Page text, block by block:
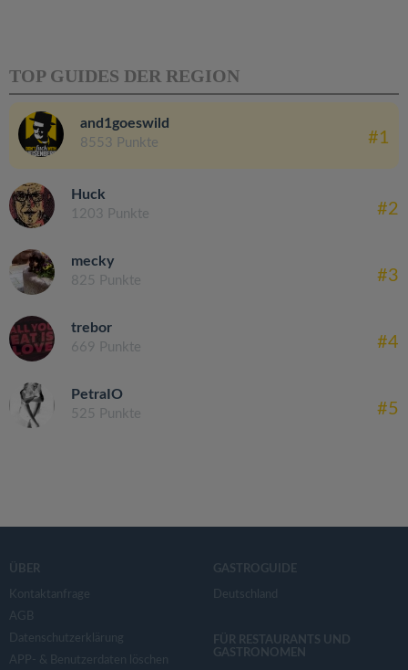
TOP GUIDES DER REGION
and1goeswild
8553 Punkte #1
Huck
1203 Punkte #2
mecky
825 Punkte #3
trebor
669 Punkte #4
PetraIO
525 Punkte #5
ÜBER
Kontaktanfrage
AGB
Datenschutzerklärung
APP- & Benutzerdaten löschen
GASTROGUIDE
Deutschland
FÜR RESTAURANTS UND
GASTRONOMEN